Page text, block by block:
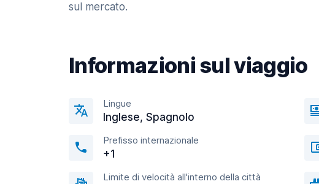
sul mercato.
Informazioni sul viaggio
Lingue
Inglese, Spagnolo
Prefisso internazionale
+1
Limite di velocità all'interno della città